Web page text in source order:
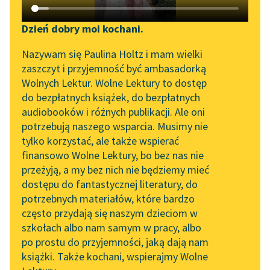
Katalog DAISY
Podkasty o książkach
Zgłoś brak utworu
Aktualności
Zapraszamy na spotkanie
online z tłumaczkami
literatury skandynawskiej
Spotkanie z Katarzyną
Tunkiel w Oslo
Wolne Lektury na 32.
Pol’and’Rock Festivalu
„Kochanek Lady
Chatterley” do słuchania
na Wolnych Lekturach
Nowy audiobook –
Narzędzia
Mapa Wolnych Lektur
Leśmianator
Przewodnik dla piszących i
czytających
API
OAI-PMH
Widget Wolnych Lektur
Przypisy
Dzień dobry moi kochani.
Nazywam się Paulina Holtz i mam wielki
zaszczyt i przyjemność być ambasadorką
Wolnych Lektur. Wolne Lektury to dostęp
do bezpłatnych książek, do bezpłatnych
audiobooków i różnych publikacji. Ale oni
potrzebują naszego wsparcia. Musimy nie
tylko korzystać, ale także wspierać
finansowo Wolne Lektury, bo bez nas nie
przeżyją, a my bez nich nie będziemy mieć
dostępu do fantastycznej literatury, do
potrzebnych materiałów, które bardzo
często przydają się naszym dzieciom w
szkołach albo nam samym w pracy, albo
po prostu do przyjemności, jaką dają nam
książki. Także kochani, wspierajmy Wolne
pobierz audiobook
pobierz książkę
Masza Bogucka Grzegorz Dondziłło
1×